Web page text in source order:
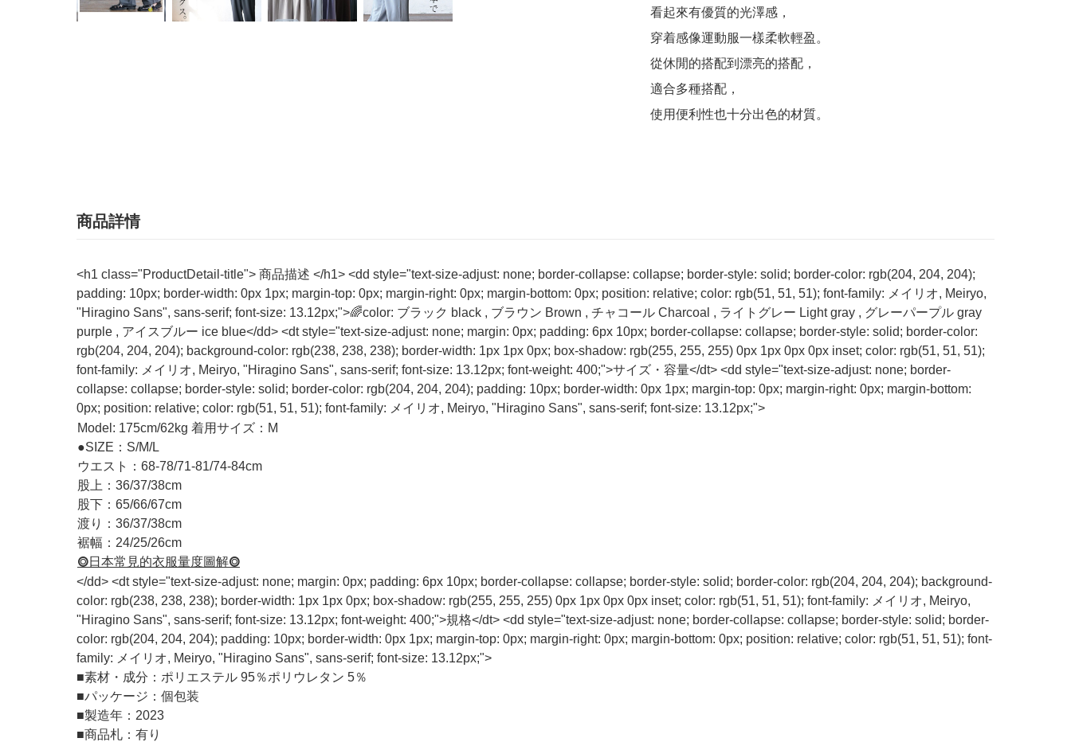
看起來有優質的光澤感，
穿着感像運動服一樣柔軟輕盈。
從休閒的搭配到漂亮的搭配，
適合多種搭配，
使用便利性也十分出色的材質。
商品詳情
<h1 class="ProductDetail-title"> 商品描述 </h1> <dd style="text-size-adjust: none; border-collapse: collapse; border-style: solid; border-color: rgb(204, 204, 204);
padding: 10px; border-width: 0px 1px; margin-top: 0px; margin-right: 0px; margin-bottom: 0px; position: relative; color: rgb(51, 51, 51); font-family: メイリオ, Meiryo,
"Hiragino Sans", sans-serif; font-size: 13.12px;">🌈color: ブラック black , ブラウン Brown , チャコール Charcoal , ライトグレー Light gray , グレーパープル gray
purple , アイスブルー ice blue</dd> <dt style="text-size-adjust: none; margin: 0px; padding: 6px 10px; border-collapse: collapse; border-style: solid; border-color:
rgb(204, 204, 204); background-color: rgb(238, 238, 238); border-width: 1px 1px 0px; box-shadow: rgb(255, 255, 255) 0px 1px 0px 0px inset; color: rgb(51, 51, 51);
font-family: メイリオ, Meiryo, "Hiragino Sans", sans-serif; font-size: 13.12px; font-weight: 400;">サイズ・容量</dt> <dd style="text-size-adjust: none; border-
collapse: collapse; border-style: solid; border-color: rgb(204, 204, 204); padding: 10px; border-width: 0px 1px; margin-top: 0px; margin-right: 0px; margin-bottom:
0px; position: relative; color: rgb(51, 51, 51); font-family: メイリオ, Meiryo, "Hiragino Sans", sans-serif; font-size: 13.12px;">
Model: 175cm/62kg 着用サイズ：M
●SIZE：S/M/L
ウエスト：68-78/71-81/74-84cm
股上：36/37/38cm
股下：65/66/67cm
渡り：36/37/38cm
裾幅：24/25/26cm
⭗日本常見的衣服量度圖解⭗
</dd> <dt style="text-size-adjust: none; margin: 0px; padding: 6px 10px; border-collapse: collapse; border-style: solid; border-color: rgb(204, 204, 204); background-
color: rgb(238, 238, 238); border-width: 1px 1px 0px; box-shadow: rgb(255, 255, 255) 0px 1px 0px 0px inset; color: rgb(51, 51, 51); font-family: メイリオ, Meiryo,
"Hiragino Sans", sans-serif; font-size: 13.12px; font-weight: 400;">規格</dt> <dd style="text-size-adjust: none; border-collapse: collapse; border-style: solid; border-
color: rgb(204, 204, 204); padding: 10px; border-width: 0px 1px; margin-top: 0px; margin-right: 0px; margin-bottom: 0px; position: relative; color: rgb(51, 51, 51); font-
family: メイリオ, Meiryo, "Hiragino Sans", sans-serif; font-size: 13.12px;">
■素材・成分：ポリエステル 95％ポリウレタン 5％
■パッケージ：個包装
■製造年：2023
■商品札：有り